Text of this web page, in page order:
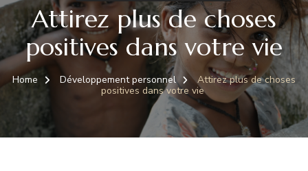
Attirez plus de choses
positives dans votre vie
Home Développement personnel
Attirez plus de choses
positives dans votre vie